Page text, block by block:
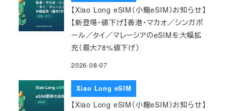
【Xiao Long eSIM（小龍eSIM）お知らせ】
【新登場・値下げ】香港・マカオ／シンガポ
ール／タイ／マレーシアのeSIMを大幅拡
充（最大78%値下げ）
2026-08-07
Xiao Long eSIM
【Xiao Long eSIM（小龍eSIM）お知らせ】